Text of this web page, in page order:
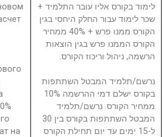
на
לימוד בקורס אליו עובר התלמיד +
שכר לימוד עבור החלק היחסי בגין
הקורס ממנו פרש + 40% ממחיר
הקורס הממנו פרש בגין הוצאות
הרשמה, ניהול וריכוז הקורס.
נרשם/תלמיד המבטל השתתפות
בקורס ישלם דמי ההרשמה 10%
ממחיר הקורס. נרשם/תלמיד
המבטל השתתפות בקורס בין 30
ל-15 ימים עד יום תחילת הקורס